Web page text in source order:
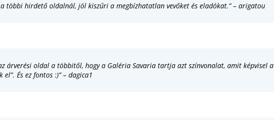
többi hirdető oldalnál, jól kiszűri a megbízhatatlan vevőket és eladókat.” – arigatou
árverési oldal a többitől, hogy a Galéria Savaria tartja azt színvonalat, amit képvisel a
És ez fontos :)” – dagica1